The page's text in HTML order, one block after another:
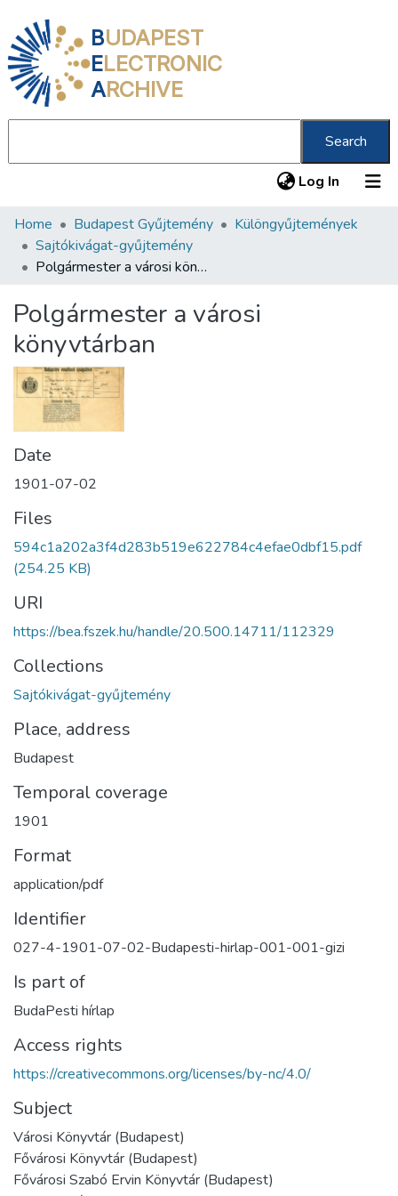
BUDAPEST
ELECTRONIC
ARCHIVE
Search
Log In (current)
Communities & Collections
All of DSpace
About us
Home Budapest Gyűjtemény
Különgyűjtemények
Sajtókivágat-gyűjtemény
Polgármester a városi könyvtárban
Polgármester a városi
könyvtárban
Date
1901-07-02
Files
594c1a202a3f4d283b519e622784c4efae0dbf15.pdf
(254.25 KB)
URI
https://bea.fszek.hu/handle/20.500.14711/112329
Collections
Sajtókivágat-gyűjtemény
Place, address
Budapest
Temporal coverage
1901
Format
application/pdf
Identifier
027-4-1901-07-02-Budapesti-hirlap-001-001-gizi
Is part of
BudaPesti hírlap
Access rights
https://creativecommons.org/licenses/by-nc/4.0/
Subject
Városi Könyvtár (Budapest)
Fővárosi Könyvtár (Budapest)
Fővárosi Szabó Ervin Könyvtár (Budapest)